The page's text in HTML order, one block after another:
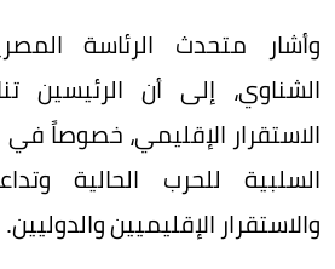
وأشار متحدث الرئاسة
الشناوي، إلى أن الرئيسين
الاستقرار الإقليمي، خصوصاً في
السلبية للحرب الحالية
والاستقرار الإقليميين والدوليين.